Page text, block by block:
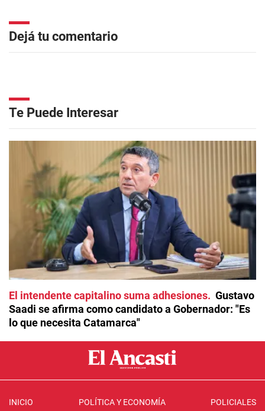
Dejá tu comentario
Te Puede Interesar
El intendente capitalino suma adhesiones
Gustavo
Saadi se afirma como candidato a Gobernador: "Es
lo que necesita Catamarca"
INICIO POLÍTICA Y ECONOMÍA POLICIALES